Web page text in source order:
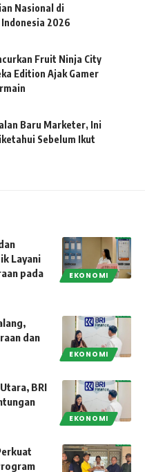
Nasional di
2026
Fruit Ninja City
Edition Ajak Gamer
Baru Marketer, Ini
Sebelum Ikut
EKONOMI
Layani
pada
EKONOMI
dan
EKONOMI
BRI